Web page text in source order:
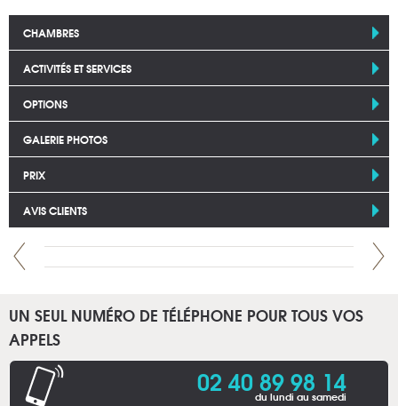
CHAMBRES
ACTIVITÉS ET SERVICES
OPTIONS
GALERIE PHOTOS
PRIX
AVIS CLIENTS
UN SEUL NUMÉRO DE TÉLÉPHONE POUR TOUS VOS
APPELS
02 40 89 98 14
du lundi au samedi